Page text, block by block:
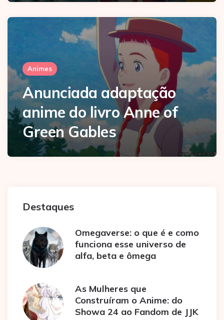
Animes
Anunciada adaptação
anime do livro Anne of
Green Gables
Destaques
Omegaverse: o que é e como
funciona esse universo de
alfa, beta e ômega
As Mulheres que
Construíram o Anime: do
Showa 24 ao Fandom de JJK